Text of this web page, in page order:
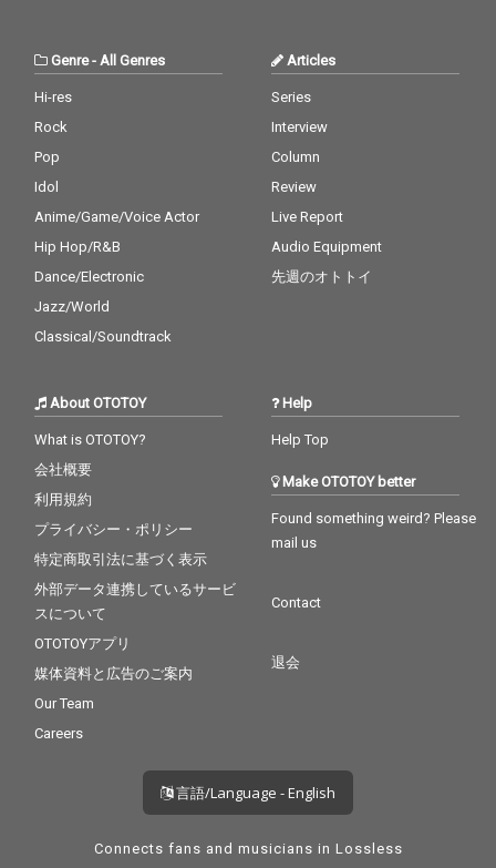
Genre- All Genres
Hi-res
Rock
Pop
Idol
Anime/Game/Voice Actor
Hip Hop/R&B
Dance/Electronic
Jazz/World
Classical/Soundtrack
Articles
Series
Interview
Column
Review
Live Report
Audio Equipment
先週のオトトイ
About OTOTOY
What is OTOTOY?
会社概要
利用規約
プライバシー・ポリシー
特定商取引法に基づく表示
外部データ連携しているサービ
スについて
OTOTOYアプリ
媒体資料と広告のご案内
Our Team
Careers
Help
Help Top
Make OTOTOY better
Found something weird? Please
mail us
Contact
退会
言語/Language - English
Connects fans and musicians in Lossless